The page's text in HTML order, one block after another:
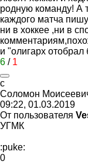
родную команду! А
каждого матча
ни в хоккее ,ни в
и "олигарх
6 / 1
с
Соломон
09:22, 01.03.2019
От пользователя
УГМК
:puke:
0